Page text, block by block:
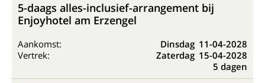
5-daags alles-inclusief-arrangement bij
Enjoyhotel am Erzengel
Aankomst: Dinsdag 11-04-2028
Vertrek:
Zaterdag 15-04-2028
5 dagen